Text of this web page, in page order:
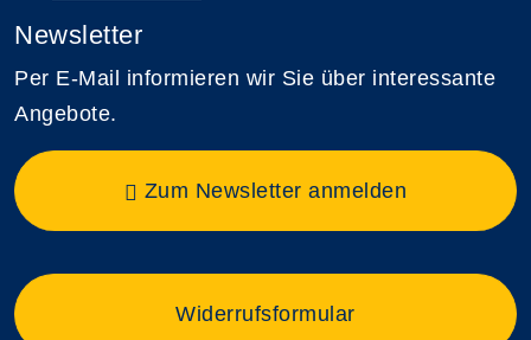
Newsletter
Per E-Mail informieren wir Sie über interessante
Angebote.
Zum Newsletter anmelden
Widerrufsformular